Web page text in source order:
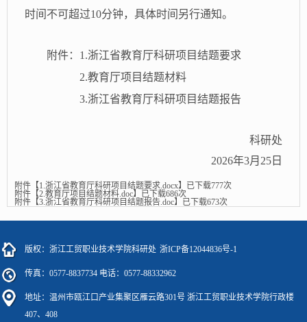
时间不可超过10分钟，具体时间另行通知。
附件： 1.浙江省教育厅科研项目结题要求
2.教育厅项目结题材料
3.浙江省教育厅科研项目结题报告
科研处
2026年3月 25 日
附件【1.浙江省教育厅科研项目结题要求.docx】已下载777次
附件【2.教育厅项目结题材料.doc】已下载686次
附件【3.浙江省教育厅科研项目结题报告.doc】已下载673次
版权：浙江工贸职业技术学院科研处 浙ICP备12044836号-1
传真：0577-8837734 电话：0577-88332962
地址：温州市瓯江口产业集聚区雁云路301号 浙江工贸职业技术学院行政楼
407、408